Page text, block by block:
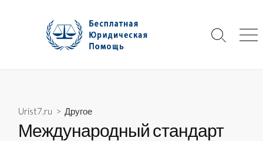
Search
Urist7.ru > Другое
Международный стандарт